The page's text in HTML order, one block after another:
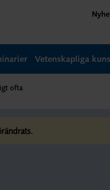
Vetenskapliga
ofta